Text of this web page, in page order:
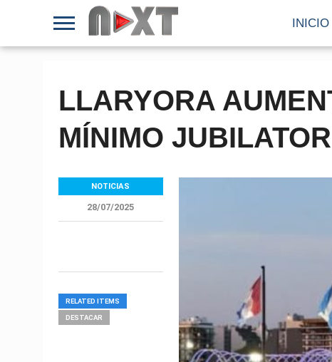
INICIO
LLARYORA
MÍNIMO
NOTICIAS
28/07/2025
RELATED ITEMS
DESTACAR